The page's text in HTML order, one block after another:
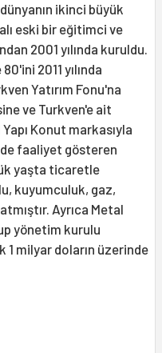
ikinci büyük
eski bir eğitimci ve
2001 yılında kuruldu.
2011 yılında
Yatırım Fonu'na
ve Turkven'e ait
Konut markasıyla
faaliyet gösteren
yaşta ticaretle
kuyumculuk, gaz,
Ayrıca Metal
yönetim kurulu
1 milyar doların üzerinde